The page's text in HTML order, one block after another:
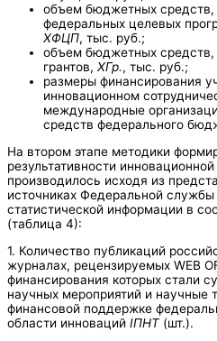
объем бюджетных
федеральных целевых
ХФЦП, тыс. руб.;
объем бюджетных
грантов, ХГр., тыс. руб.;
размеры финансирования
инновационном
международные
средств федерального
На втором этапе методики
результативности
производилось исходя из
источниках Федеральной службы
статистической информации в
(таблица 4):
1. Количество публикаций
журналах, рецензируемых WEB
финансирования которых стали
научных мероприятий и научные
финансовой поддержке
области инноваций IПНТ (шт.).